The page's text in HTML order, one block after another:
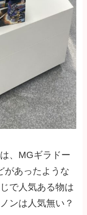
、MGギラドー
があったような
で人気ある物は
ンは人気無い？